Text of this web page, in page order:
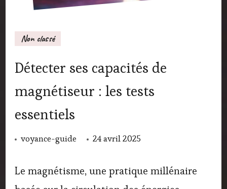
Non classé
Détecter ses capacités de
magnétiseur : les tests
essentiels
voyance-guide 24 avril 2025
Le magnétisme, une pratique millénaire